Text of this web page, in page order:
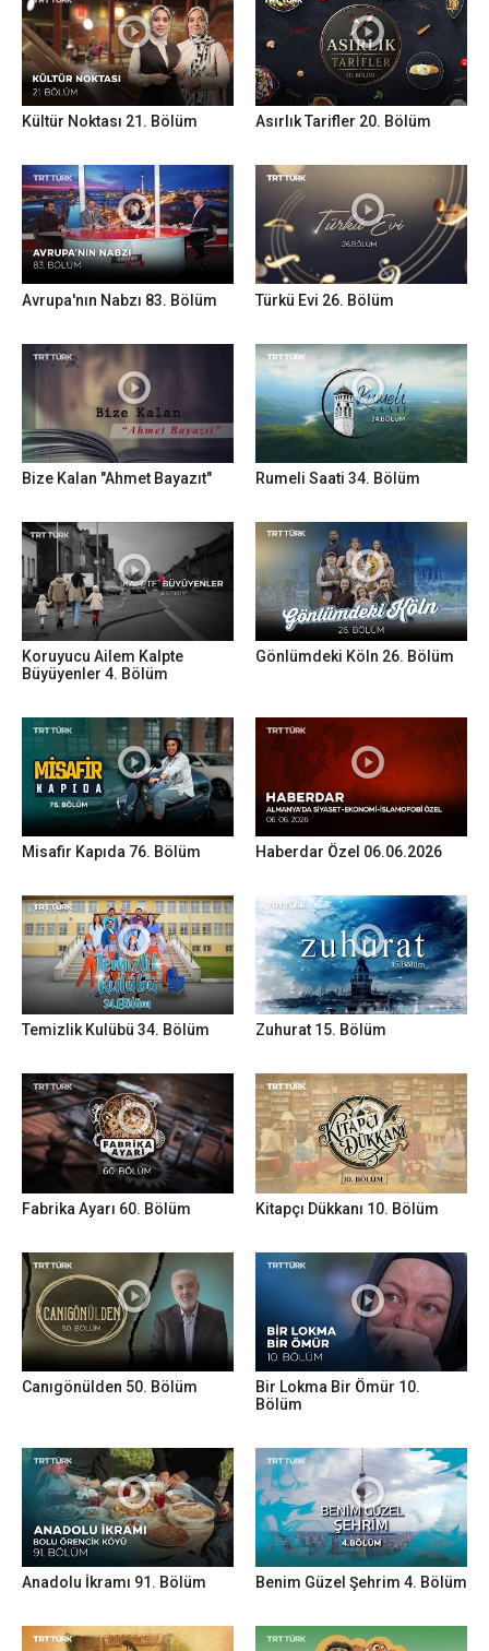
Kültür Noktası 21. Bölüm Asırlık Tarifler 20. Bölüm
Avrupa'nın Nabzı 83. Bölüm Türkü Evi 26. Bölüm
Bize Kalan "Ahmet Bayazıt" Rumeli Saati 34. Bölüm
Koruyucu Ailem Kalpte
Büyüyenler 4. Bölüm
Gönlümdeki Köln 26. Bölüm
Misafir Kapıda 76. Bölüm Haberdar Özel 06.06.2026
Temizlik Kulübü 34. Bölüm Zuhurat 15. Bölüm
Fabrika Ayarı 60. Bölüm Kitapçı Dükkanı 10. Bölüm
Canıgönülden 50. Bölüm
Bir Lokma Bir Ömür 10.
Bölüm
Anadolu İkramı 91. Bölüm Benim Güzel Şehrim 4. Bölüm